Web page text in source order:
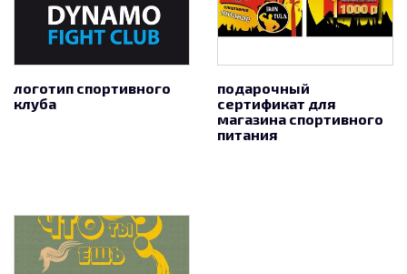
логотип спортивного
клуба
подарочный
сертификат для
магазина спортивного
питания